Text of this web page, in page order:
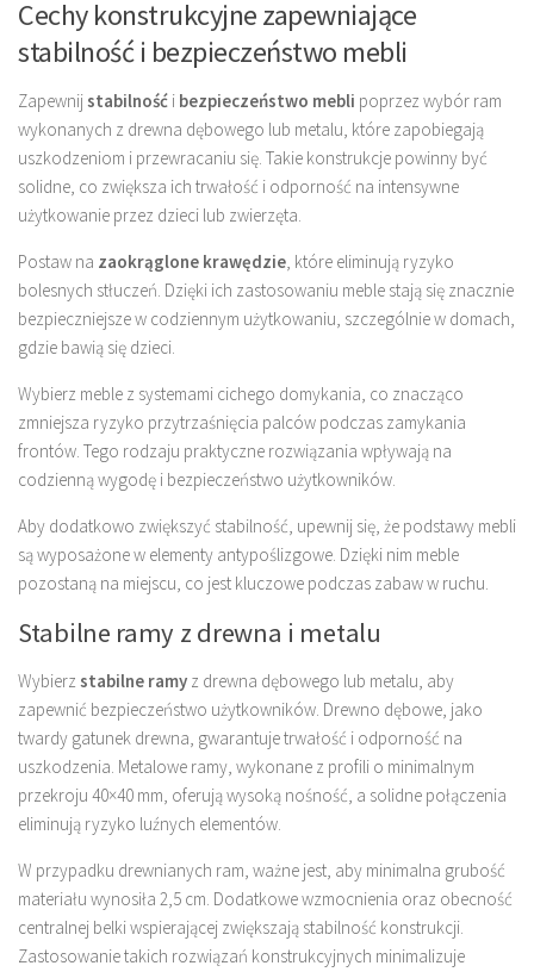
Cechy konstrukcyjne zapewniające
stabilność i bezpieczeństwo mebli
Zapewnijstabilność i bezpieczeństwo mebli poprzez wybór ram
wykonanych z drewna dębowego lub metalu, które zapobiegają
uszkodzeniom i przewracaniu się. Takie konstrukcje powinny być
solidne, co zwiększa ich trwałość i odporność na intensywne
użytkowanie przez dzieci lub zwierzęta.
Postaw na zaokrąglone krawędzie, które eliminują ryzyko
bolesnych stłuczeń. Dzięki ich zastosowaniu meble stają się znacznie
bezpieczniejsze w codziennym użytkowaniu, szczególnie w domach,
gdzie bawią się dzieci.
Wybierz meble z systemami cichego domykania, co znacząco
zmniejsza ryzyko przytrzaśnięcia palców podczas zamykania
frontów. Tego rodzaju praktyczne rozwiązania wpływają na
codzienną wygodę i bezpieczeństwo użytkowników.
Aby dodatkowo zwiększyć stabilność, upewnij się, że podstawy mebli
są wyposażone w elementy antypoślizgowe. Dzięki nim meble
pozostaną na miejscu, co jest kluczowe podczas zabaw w ruchu.
Stabilne ramy z drewna i metalu
Wybierz stabilne ramy z drewna dębowego lub metalu, aby
zapewnić bezpieczeństwo użytkowników. Drewno dębowe, jako
twardy gatunek drewna, gwarantuje trwałość i odporność na
uszkodzenia. Metalowe ramy, wykonane z profili o minimalnym
przekroju 40×40 mm, oferują wysoką nośność, a solidne połączenia
eliminują ryzyko luźnych elementów.
W przypadku drewnianych ram, ważne jest, aby minimalna grubość
materiału wynosiła 2,5 cm. Dodatkowe wzmocnienia oraz obecność
centralnej belki wspierającej zwiększają stabilność konstrukcji.
Zastosowanie takich rozwiązań konstrukcyjnych minimalizuje